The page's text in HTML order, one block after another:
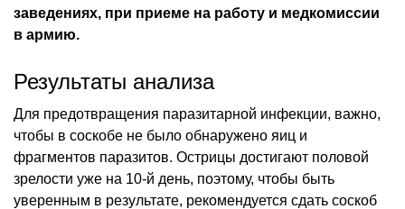
заведениях, при приеме на работу и медкомиссии
в армию.
Результаты анализа
Для предотвращения паразитарной инфекции, важно,
чтобы в соскобе не было обнаружено яиц и
фрагментов паразитов. Острицы достигают половой
зрелости уже на 10-й день, поэтому, чтобы быть
уверенным в результате, рекомендуется сдать соскоб